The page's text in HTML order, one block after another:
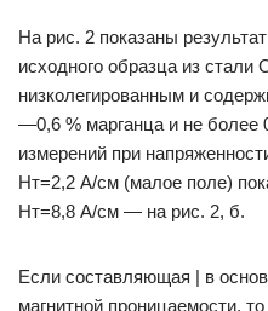
На рис. 2 показаны
исходного образца из стали
низколегированным и
—0,6 % марганца и не более
измерений при
Нт=2,2 А/см (малое поле)
Нт=8,8 А/см — на рис. 2, б.
Если составляющая | в
магнитной проницаемости,